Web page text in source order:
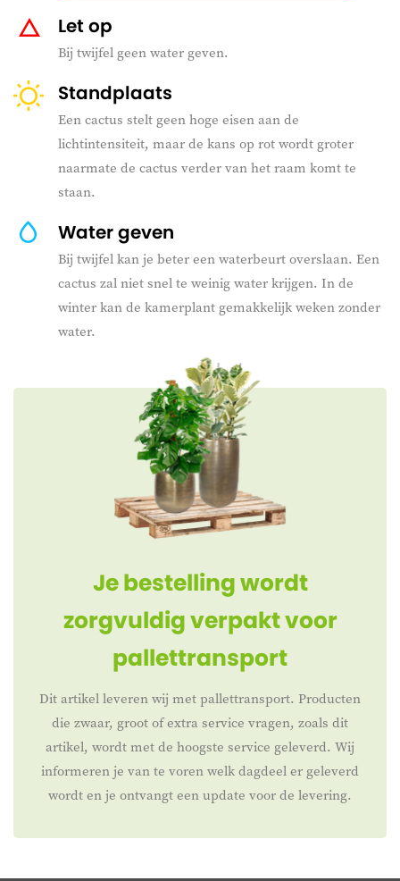
Let op
Bij twijfel geen water geven.
Standplaats
Een cactus stelt geen hoge eisen aan de
lichtintensiteit, maar de kans op rot wordt groter
naarmate de cactus verder van het raam komt te
staan.
Water geven
Bij twijfel kan je beter een waterbeurt overslaan. Een
cactus zal niet snel te weinig water krijgen. In de
winter kan de kamerplant gemakkelijk weken zonder
water.
Je bestelling wordt
zorgvuldig verpakt voor
pallettransport
Dit artikel leveren wij met pallettransport. Producten
die zwaar, groot of extra service vragen, zoals dit
artikel, wordt met de hoogste service geleverd. Wij
informeren je van te voren welk dagdeel er geleverd
wordt en je ontvangt een update voor de levering.